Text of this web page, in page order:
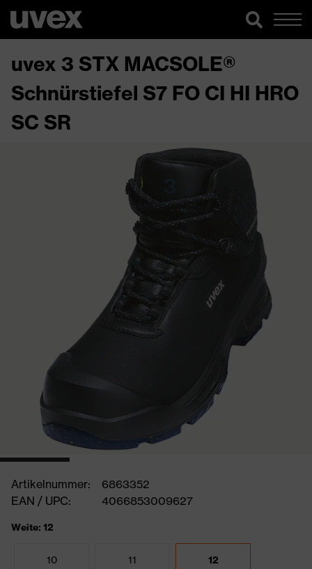
uvex 3 STX MACSOLE®
Schnürstiefel S7 FO CI HI HRO
SC SR
Artikelnummer:
6863352
EAN / UPC:
4066853009627
Weite: 12
10 11 12